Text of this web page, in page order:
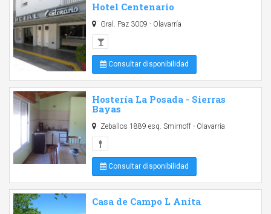
Hotel Centenario
Gral. Paz 3009 - Olavarría
Consultar disponibilidad
Hostería La Posada - Sierras
Bayas
Zeballos 1889 esq. Smirnoff - Olavarría
Consultar disponibilidad
Casa de Campo L Anita